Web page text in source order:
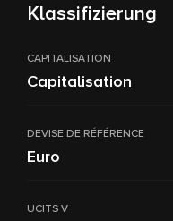
Klassifizierung
CAPITALISATION
Capitalisation
DEVISE DE RÉFÉRENCE
Euro
UCITS V